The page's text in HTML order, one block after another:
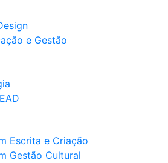
e Gestão
Escrita e Criação
Gestão Cultural